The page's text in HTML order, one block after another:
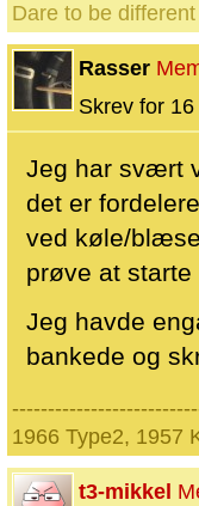
Dare to be different
Rasser
Skrev for
Jeg har svært
det er
ved køle/
prøve at
Jeg havde
bankede og
1966 Type2, 1957
t3-mikkel